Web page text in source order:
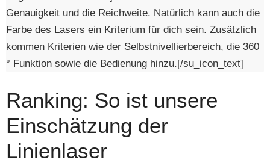
Genauigkeit und die Reichweite. Natürlich kann auch die
Farbe des Lasers ein Kriterium für dich sein. Zusätzlich
kommen Kriterien wie der Selbstnivellierbereich, die 360
° Funktion sowie die Bedienung hinzu.[/su_icon_text]
Ranking: So ist unsere
Einschätzung der
Linienlaser